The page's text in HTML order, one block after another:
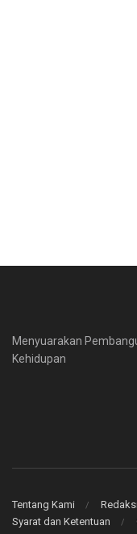
Menyuarakan
Kehidupan
Tentang Kami
Syarat dan Ketentuan